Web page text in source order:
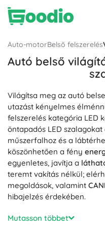
Auto-motorBelső felszerelés
Autó belső
Világítsa meg az autó
utazást kényelmes
felszerelés kategória LED
öntapadós LED
műszerfalhoz és a
köszönhetően a fény
egyenletes, javítja a
teremt vakítás nélkül;
megoldások, valamint
hibajelzés érdekében.
Válassza ki a
semleges, hideg vagy
Mutasson többet